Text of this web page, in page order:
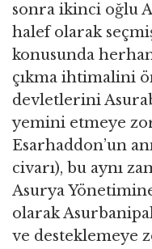
sonra ikinci oğlu
halef olarak
konusunda
çıkma ihtimalini
devletlerini
yemini etmeye
Esarhaddon’un
civarı), bu aynı
Asurya
olarak
ve desteklemeye